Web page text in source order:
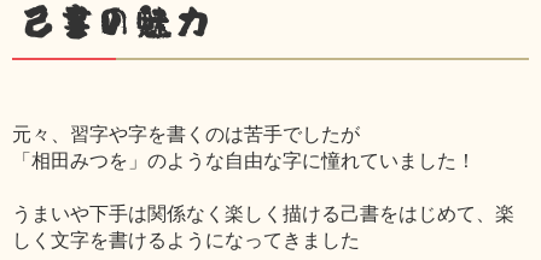
己書の魅力
元々、習字や字を書くのは苦手でしたが
「相田みつを」のような自由な字に憧れていました！
うまいや下手は関係なく楽しく描ける己書をはじめて、楽
しく文字を書けるようになってきました